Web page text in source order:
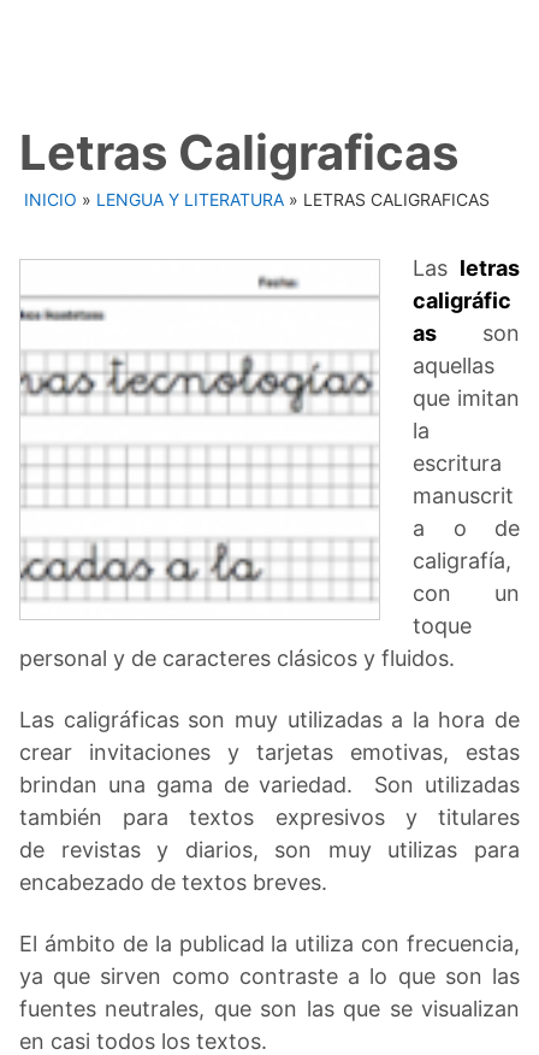
Letras Caligraficas
INICIO » LENGUA Y LITERATURA » LETRAS CALIGRAFICAS
Las letras
caligráfic
as son
aquellas
que imitan
la
escritura
manuscrit
a o de
caligrafía,
con un
toque
personal y de caracteres clásicos y fluidos.
Las caligráficas son muy utilizadas a la hora de
crear invitaciones y tarjetas emotivas, estas
brindan una gama de variedad. Son utilizadas
también para textos expresivos y titulares
de revistas y diarios, son muy utilizas para
encabezado de textos breves.
El ámbito de la publicad la utiliza con frecuencia,
ya que sirven como contraste a lo que son las
fuentes neutrales, que son las que se visualizan
en casi todos los textos.